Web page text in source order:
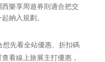
樂享周遊券則適合把交
納入規劃。
想先看全站優惠、折扣碼
看線上旅展主打優惠，